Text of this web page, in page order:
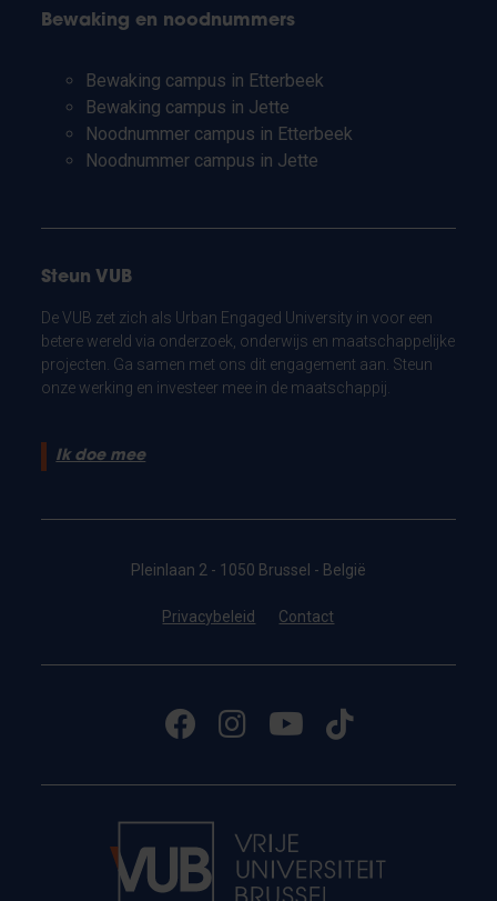
Bewaking en noodnummers
Bewaking campus in Etterbeek
Bewaking campus in Jette
Noodnummer campus in Etterbeek
Noodnummer campus in Jette
Steun VUB
De VUB zet zich als Urban Engaged University in voor een
betere wereld via onderzoek, onderwijs en maatschappelijke
projecten. Ga samen met ons dit engagement aan. Steun
onze werking en investeer mee in de maatschappij.
Ik doe mee
Pleinlaan 2 - 1050 Brussel - België
Privacybeleid Contact